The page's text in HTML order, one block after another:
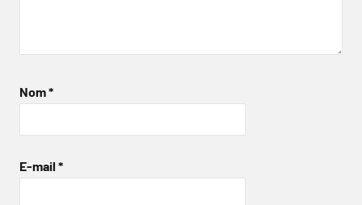
Nom*
E-mail *